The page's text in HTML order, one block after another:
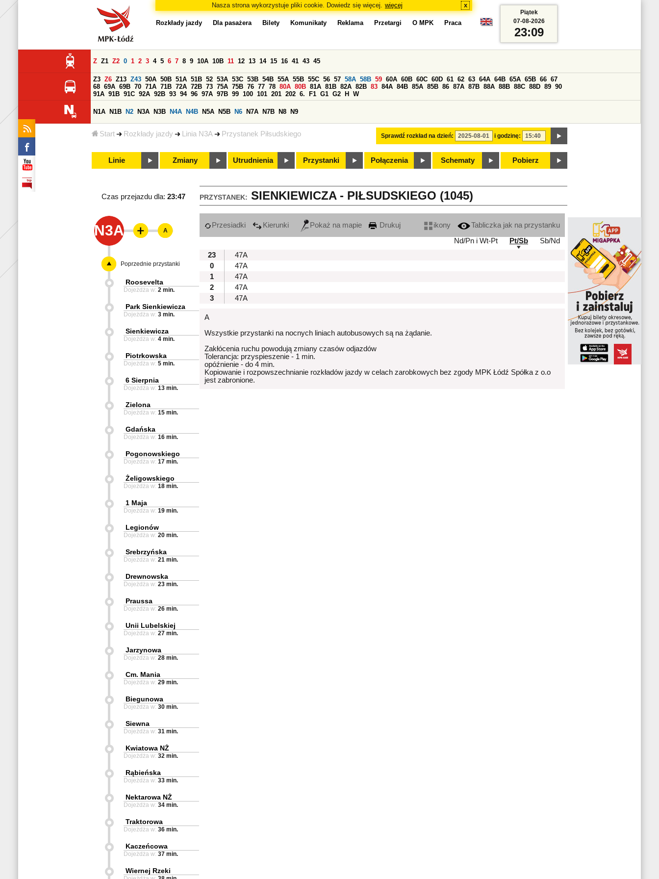
Nasza strona wykorzystuje pliki cookie. Dowiedz się więcej. więcej x
Start Rozkłady jazdy Linia N3A Przystanek Piłsudskiego
Rozkłady jazdy Dla pasażera Bilety Komunikaty Reklama Przetargi O MPK Praca
Sprawdź rozkład na dzień: i godzinę:
Z Z1 Z2 0 1 2 3 4 5 6 7 8 9 10A 10B 11 12 13 14 15 16 41 43 45
Z3 Z6 Z13 Z43 50A 50B 51A 51B 52 53A 53C 53B 54B 55A 55B 55C 56 57 58A 58B 59 60A 60B 60C 60D 61 62 63 64A 64B 65A 65B 66 67
68 69A 69B 70 71A 71B 72A 72B 73 75A 75B 76 77 78 80A 80B 81A 81B 82A 82B 83 84A 84B 85A 85B 86 87A 87B 88A 88B 88C 88D 89 90
91A 91B 91C 92A 92B 93 94 96 97A 97B 99 100 101 201 202 6. F1 G1 G2 H W
N1A N1B N2 N3A N3B N4A N4B N5A N5B N6 N7A N7B N8 N9
Linie Zmiany Utrudnienia Przystanki Połączenia Schematy Pobierz
Piątek
07-08-2026
23:09
PRZYSTANEK: SIENKIEWICZA - PIŁSUDSKIEGO (1045)
Czas przejazdu dla: 23:47
N3A Przesiadki Kierunki Pokaż na mapie Drukuj ikony
Tabliczka jak na przystanku
Nd/Pn i Wt-Pt
Pt/Sb
Sb/Nd
23
47A
0
47A
1
47A
2
47A
3
47A
A
Wszystkie przystanki na nocnych liniach autobusowych są na żądanie.
Zakłócenia ruchu powodują zmiany czasów odjazdów
Tolerancja: przyspieszenie - 1 min.
opóźnienie - do 4 min.
Kopiowanie i rozpowszechnianie rozkładów jazdy w celach zarobkowych bez zgody MPK Łódź Spółka z o.o
jest zabronione.
A
Poprzednie przystanki
Roosevelta
Dojeżdża w: 2 min.
Park Sienkiewicza
Dojeżdża w: 3 min.
Sienkiewicza
Dojeżdża w: 4 min.
Piotrkowska
Dojeżdża w: 5 min.
6 Sierpnia
Dojeżdża w: 13 min.
Zielona
Dojeżdża w: 15 min.
Gdańska
Dojeżdża w: 16 min.
Pogonowskiego
Dojeżdża w: 17 min.
Żeligowskiego
Dojeżdża w: 18 min.
1 Maja
Dojeżdża w: 19 min.
Legionów
Dojeżdża w: 20 min.
Srebrzyńska
Dojeżdża w: 21 min.
Drewnowska
Dojeżdża w: 23 min.
Praussa
Dojeżdża w: 26 min.
Unii Lubelskiej
Dojeżdża w: 27 min.
Jarzynowa
Dojeżdża w: 28 min.
Cm. Mania
Dojeżdża w: 29 min.
Biegunowa
Dojeżdża w: 30 min.
Siewna
Dojeżdża w: 31 min.
Kwiatowa NŻ
Dojeżdża w: 32 min.
Rąbieńska
Dojeżdża w: 33 min.
Nektarowa NŻ
Dojeżdża w: 34 min.
Traktorowa
Dojeżdża w: 36 min.
Kaczeńcowa
Dojeżdża w: 37 min.
Wiernej Rzeki